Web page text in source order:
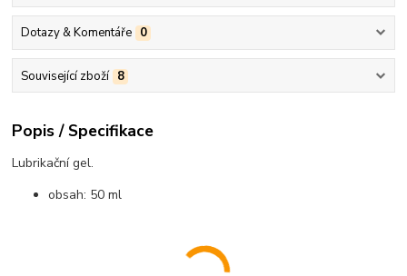
Dotazy & Komentáře 0
Související zboží 8
Popis / Specifikace
Lubrikační gel.
obsah: 50 ml
............................................................................................................................................